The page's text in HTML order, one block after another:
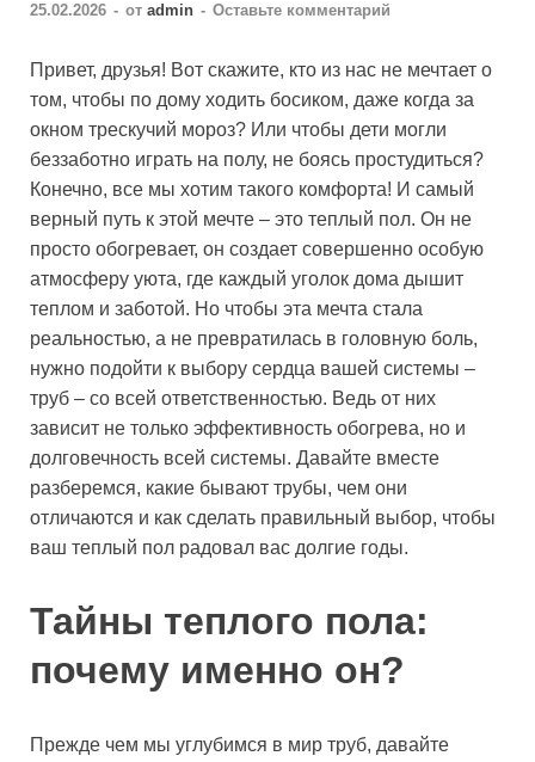
25.02.2026 - от admin - Оставьте комментарий
Привет, друзья! Вот скажите, кто из нас не мечтает о
том, чтобы по дому ходить босиком, даже когда за
окном трескучий мороз? Или чтобы дети могли
беззаботно играть на полу, не боясь простудиться?
Конечно, все мы хотим такого комфорта! И самый
верный путь к этой мечте – это теплый пол. Он не
просто обогревает, он создает совершенно особую
атмосферу уюта, где каждый уголок дома дышит
теплом и заботой. Но чтобы эта мечта стала
реальностью, а не превратилась в головную боль,
нужно подойти к выбору сердца вашей системы –
труб – со всей ответственностью. Ведь от них
зависит не только эффективность обогрева, но и
долговечность всей системы. Давайте вместе
разберемся, какие бывают трубы, чем они
отличаются и как сделать правильный выбор, чтобы
ваш теплый пол радовал вас долгие годы.
Тайны теплого пола:
почему именно он?
Прежде чем мы углубимся в мир труб, давайте